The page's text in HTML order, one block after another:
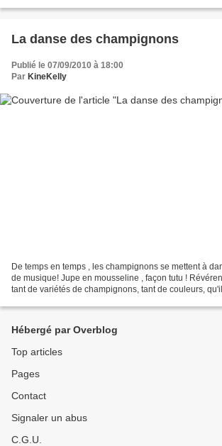
La danse des champignons
Publié le 07/09/2010 à 18:00
Par KineKelly
De temps en temps , les champignons se mettent à
de musique! Jupe en mousseline , façon tutu !
tant de variétés de champignons, tant de couleurs,
Hébergé par Overblog
Top articles
Pages
Contact
Signaler un abus
C.G.U.